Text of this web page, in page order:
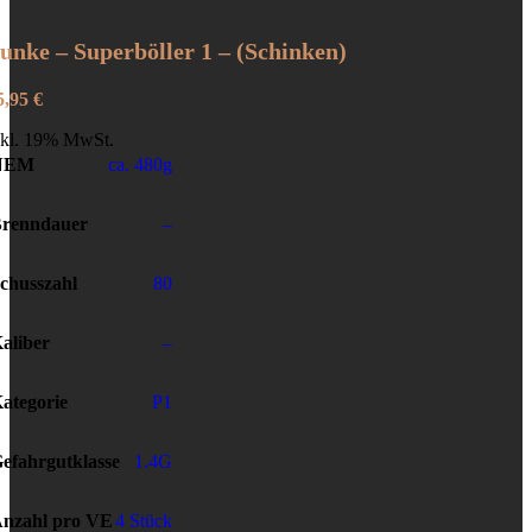
– Superböller 1 – (Schinken)
€
19% MwSt.
ca. 480g
–
80
–
P1
1.4G
pro VE4 Stück